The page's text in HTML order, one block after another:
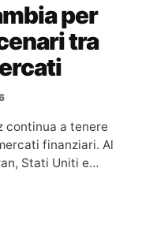
per
tra
continua a tenere
finanziari. Al
Stati Uniti e…